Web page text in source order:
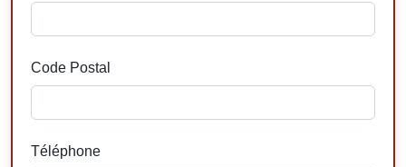
Code Postal
Téléphone